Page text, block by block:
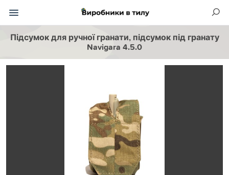
Підсумок для ручної гранати, підсумок під гранату
Navigara 4.5.0